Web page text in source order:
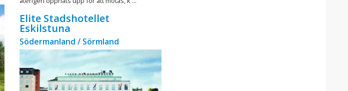
Elite Stadshotellet
Eskilstuna
Södermanland / Sörmland